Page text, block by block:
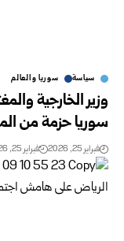
سياسة سوريا والعالم
وزير الخارجية
سوريا حزمة من
فبراير 25, 2026 فبراير 25, 2026